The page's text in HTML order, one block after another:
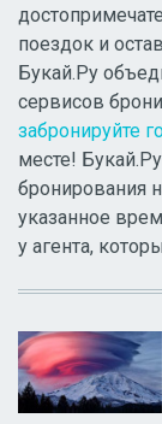
поездок и
Букай.Ру
сервисов
забронируйте
месте!
бронирования
указанное
у агента,